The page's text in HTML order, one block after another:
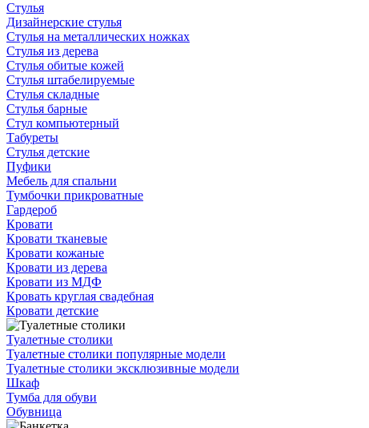
Стулья
Дизайнерские стулья
Стулья на металлических ножках
Стулья из дерева
Стулья обитые кожей
Стулья штабелируемые
Стулья складные
Стулья барные
Стул компьютерный
Табуреты
Стулья детские
Пуфики
Мебель для спальни
Тумбочки прикроватные
Гардероб
Кровати
Кровати тканевые
Кровати кожаные
Кровати из дерева
Кровати из МДФ
Кровать круглая свадебная
Кровати детские
Туалетные столики
Туалетные столики популярные модели
Туалетные столики эксклюзивные модели
Шкаф
Тумба для обуви
Обувница